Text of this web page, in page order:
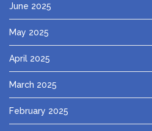
June 2025
May 2025
April 2025
March 2025
February 2025